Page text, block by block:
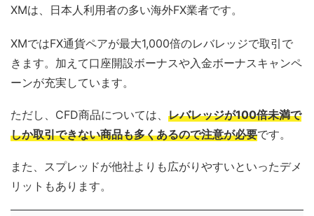
XMは、日本人利用者の多い海外FX業者です。
XMではFX通貨ペアが最大1,000倍のレバレッジで取引で
きます。加えて口座開設ボーナスや入金ボーナスキャンペ
ーンが充実しています。
ただし、CFD商品については、 レバレッジが100倍未満で
しか取引できない商品も多くあるので注意が必要です。
また、スプレッドが他社よりも広がりやすいといったデメ
リットもあります。